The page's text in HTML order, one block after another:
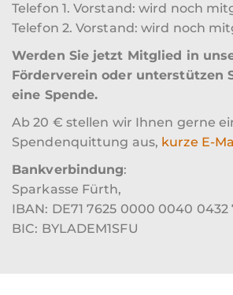
Telefon 1. Vorstand: wird noch
Telefon 2. Vorstand: wird noch
Werden Sie jetzt Mitglied in
Förderverein oder unterstützen
eine Spende.
Ab 20 € stellen wir Ihnen gerne
Spendenquittung aus, kurze E-
Bankverbindung:
Sparkasse Fürth,
IBAN: DE71 7625 0000 0040 0432
BIC: BYLADEM1SFU